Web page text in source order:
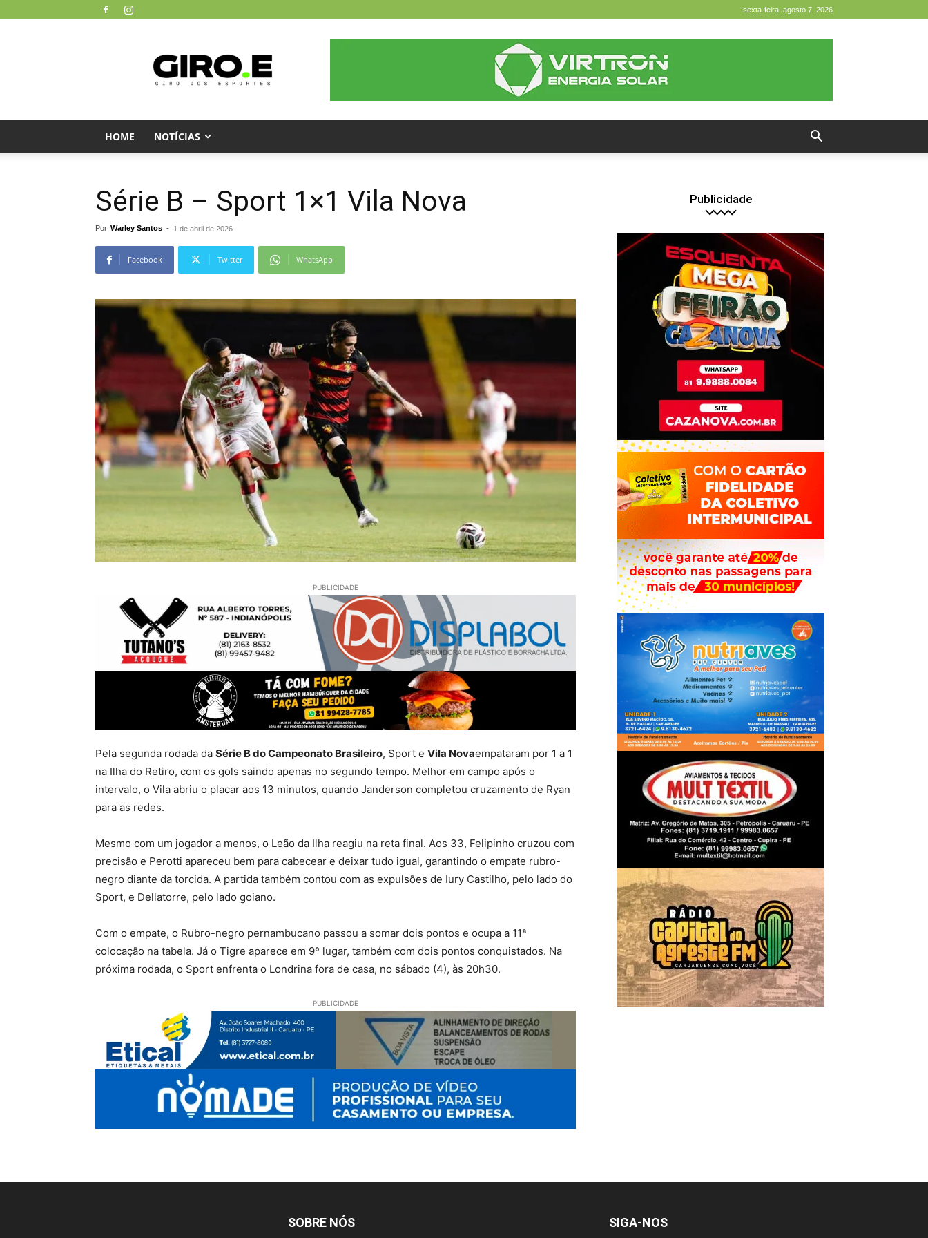
sexta-feira, agosto 7, 2026
dos
Esportes
HOME NOTÍCIAS
Série B – Sport 1×1 Vila Nova
Por Warley Santos - 1 de abril de 2026
Facebook Twitter WhatsApp
PUBLICIDADE
Pela segunda rodada da Série B do Campeonato Brasileiro, Sport e Vila Novaempataram por 1 a 1
na Ilha do Retiro, com os gols saindo apenas no segundo tempo. Melhor em campo após o
intervalo, o Vila abriu o placar aos 13 minutos, quando Janderson completou cruzamento de Ryan
para as redes.
Mesmo com um jogador a menos, o Leão da Ilha reagiu na reta final. Aos 33, Felipinho cruzou com
precisão e Perotti apareceu bem para cabecear e deixar tudo igual, garantindo o empate rubro-
negro diante da torcida. A partida também contou com as expulsões de Iury Castilho, pelo lado do
Sport, e Dellatorre, pelo lado goiano.
Com o empate, o Rubro-negro pernambucano passou a somar dois pontos e ocupa a 11ª
colocação na tabela. Já o Tigre aparece em 9º lugar, também com dois pontos conquistados. Na
próxima rodada, o Sport enfrenta o Londrina fora de casa, no sábado (4), às 20h30.
PUBLICIDADE
Publicidade
SOBRE NÓS SIGA-NOS